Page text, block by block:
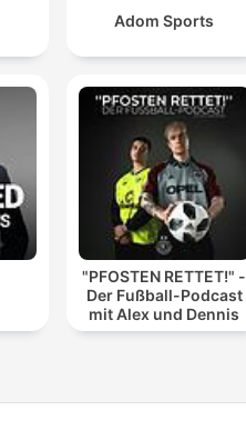
Adom Sports
"PFOSTEN RETTET!" -
Der Fußball-Podcast
mit Alex und Dennis